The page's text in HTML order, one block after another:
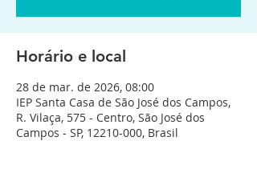
Horário e local
28 de mar. de 2026, 08:00
IEP Santa Casa de São José dos Campos,
R. Vilaça, 575 - Centro, São José dos
Campos - SP, 12210-000, Brasil